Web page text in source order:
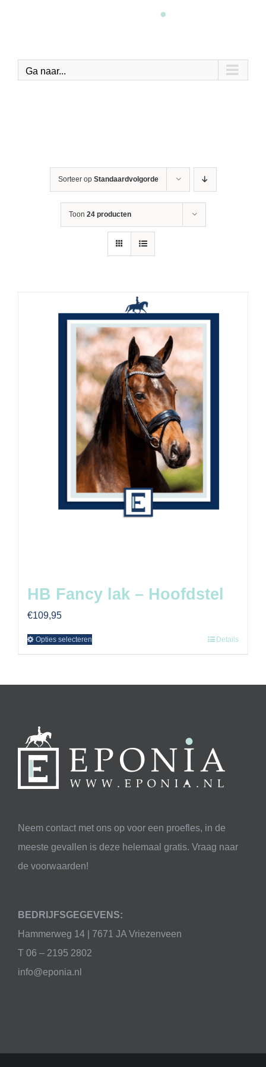
Ga naar...
Sorteer op Standaardvolgorde
Toon 24 producten
HB Fancy lak – Hoofdstel
€109,95
Opties selecteren Details
Neem contact met ons op voor een proefles, in de
meeste gevallen is deze helemaal gratis. Vraag naar
de voorwaarden!
BEDRIJFSGEGEVENS:
Hammerweg 14 | 7671 JA Vriezenveen
T 06 – 2195 2802
info@eponia.nl